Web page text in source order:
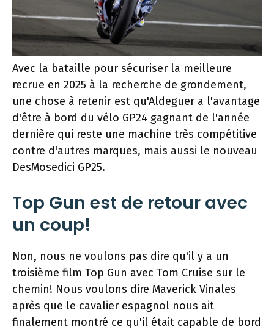
Avec la bataille pour sécuriser la meilleure
recrue en 2025 à la recherche de grondement,
une chose à retenir est qu'Aldeguer a l'avantage
d'être à bord du vélo GP24 gagnant de l'année
dernière qui reste une machine très compétitive
contre d'autres marques, mais aussi le nouveau
DesMosedici GP25.
Top Gun est de retour avec
un coup!
Non, nous ne voulons pas dire qu'il y a un
troisième film Top Gun avec Tom Cruise sur le
chemin! Nous voulons dire Maverick Vinales
après que le cavalier espagnol nous ait
finalement montré ce qu'il était capable de bord